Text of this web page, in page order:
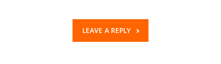
LEAVE A REPLY